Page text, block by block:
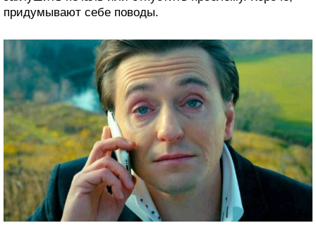
придумывают себе поводы.